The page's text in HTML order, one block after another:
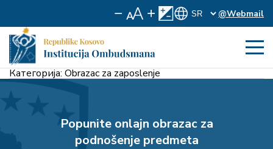
@Webmail
Категорија: Obrazac za zaposlenje
Popunite onlajn obrazac za
podnošenje predmeta